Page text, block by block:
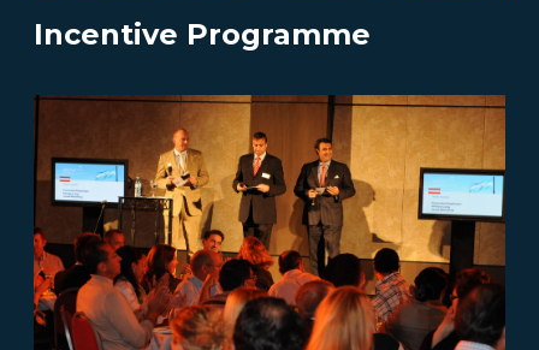
Incentive Programme